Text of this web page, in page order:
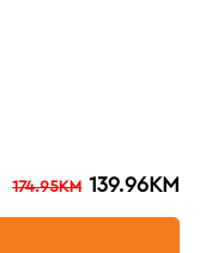
174.95KM 139.96KM